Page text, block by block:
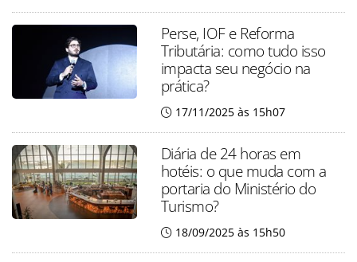
Perse, IOF e Reforma
Tributária: como tudo isso
impacta seu negócio na
prática?
17/11/2025 às 15h07
Diária de 24 horas em
hotéis: o que muda com a
portaria do Ministério do
Turismo?
18/09/2025 às 15h50